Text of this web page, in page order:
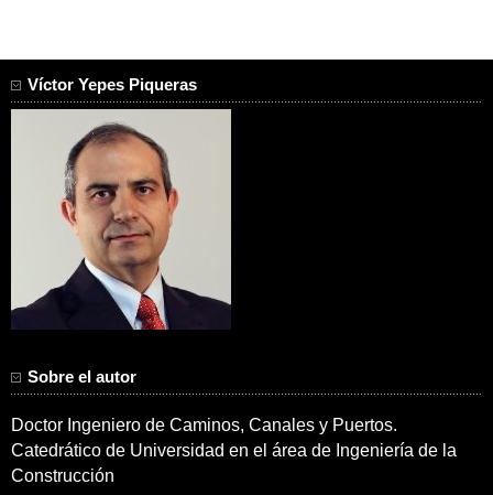
Víctor Yepes Piqueras
Sobre el autor
Doctor Ingeniero de Caminos, Canales y Puertos.
Catedrático de Universidad en el área de Ingeniería de la
Construcción